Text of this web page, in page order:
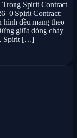
Spirit Contract
0 Spirit Contract:
hình đều mang theo
giữa dòng chảy
Spirit […]